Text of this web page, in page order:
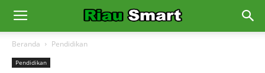
Beranda Pendidikan
Pendidikan